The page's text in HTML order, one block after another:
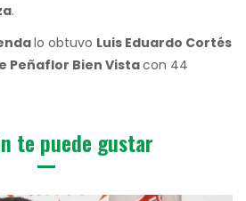
.
lo obtuvo Luis Eduardo Cortés
Peñaflor Bien Vistacon 44
te puede gustar